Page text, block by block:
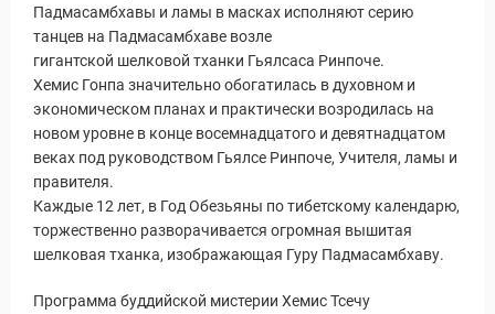
Падмасамбхавы и ламы в масках исполняют серию
танцев на Падмасамбхаве возле
гигантской шелковой тханки Гьялсаса Ринпоче.
Хемис Гонпа значительно обогатилась в духовном и
экономическом планах и практически возродилась на
новом уровне в конце восемнадцатого и девятнадцатом
веках под руководством Гьялсе Ринпоче, Учителя, ламы и
правителя.
Каждые 12 лет, в Год Обезьяны по тибетскому календарю,
торжественно разворачивается огромная вышитая
шелковая тханка, изображающая Гуру Падмасамбхаву.
Программа буддийской мистерии Хемис Тсечу